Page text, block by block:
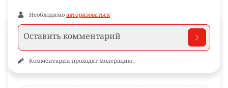
Необходимо авторизоваться
Комментарии проходят модерацию.